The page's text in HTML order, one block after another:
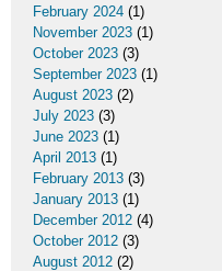
February 2024 (1)
November 2023 (1)
October 2023 (3)
September 2023 (1)
August 2023 (2)
July 2023 (3)
June 2023 (1)
April 2013 (1)
February 2013 (3)
January 2013 (1)
December 2012 (4)
October 2012 (3)
August 2012 (2)